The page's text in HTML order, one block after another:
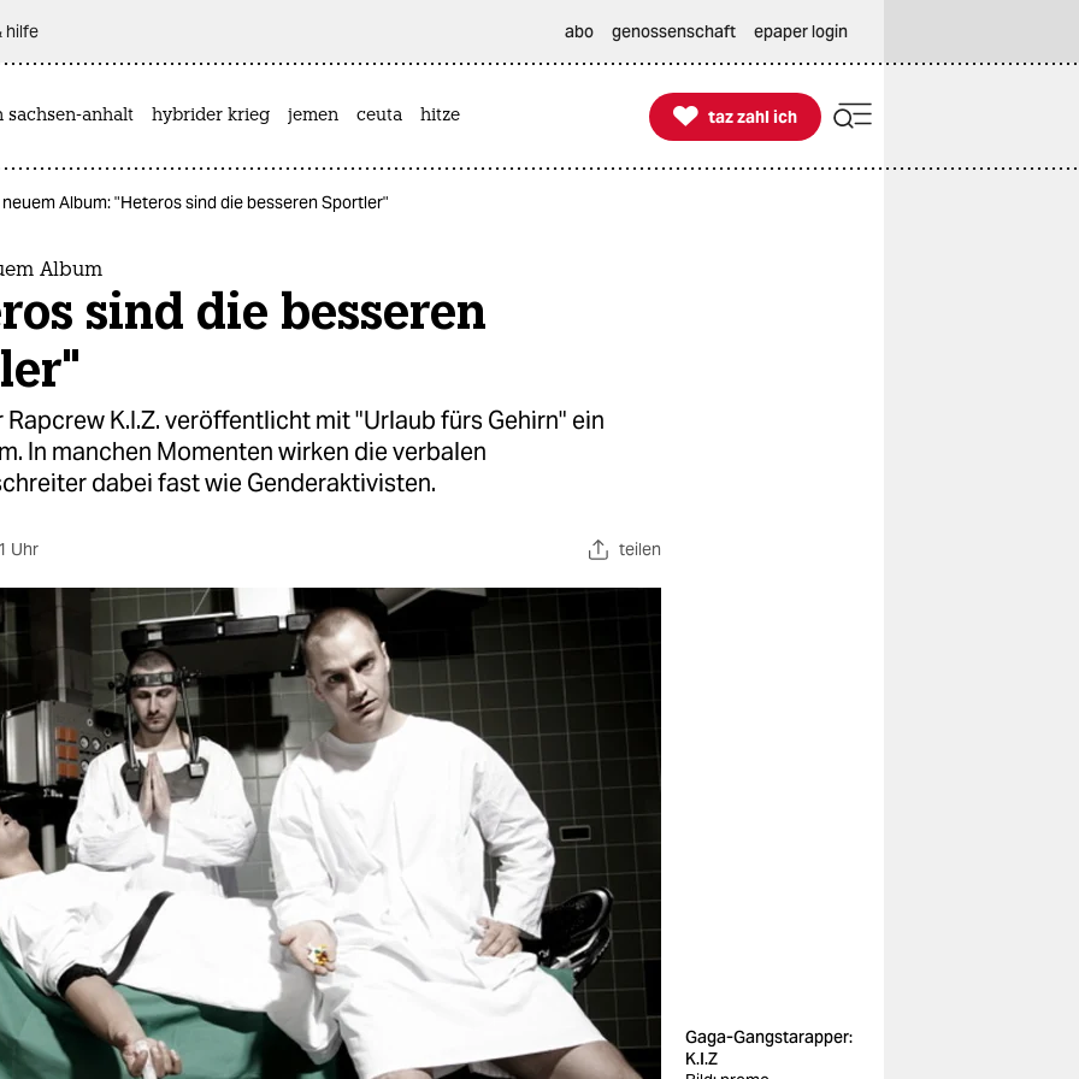
hilfe abo genossenschaft epaper login
sachsen-anhalt hybrider krieg jemen ceuta hitze 
taz zahl ich
taz zahl ich
neuem Album: "Heteros sind die besseren Sportler"
Album
sind die besseren
Rapcrew K.I.Z. veröffentlicht mit "Urlaub fürs Gehirn" ein
In manchen Momenten wirken die verbalen
dabei fast wie Genderaktivisten.
Uhr teilen
Gaga-Gangstarapper:
K.I.Z